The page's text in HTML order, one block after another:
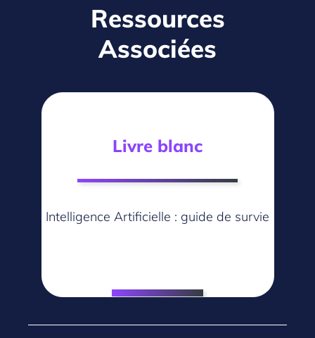
Ressources
Associées
Livre blanc
Intelligence Artificielle : guide de survie